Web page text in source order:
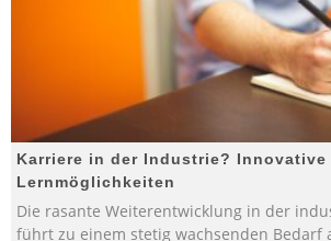
Karriere in der Industrie? Innovative
Lernmöglichkeiten
Die rasante Weiterentwicklung in der
führt zu einem stetig wachsenden Bedarf